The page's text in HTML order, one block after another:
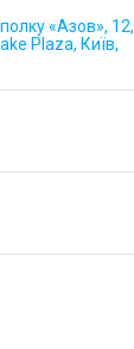
«Азов», 12,
Plaza, Київ,